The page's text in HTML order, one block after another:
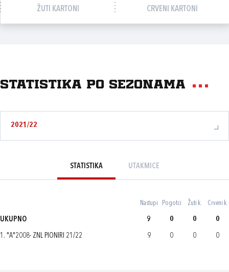
ŽUTI KARTONI CRVENI KARTONI
Statistika po sezonama
2021/22
STATISTIKA UTAKMICE
Nastupi Pogotci Žuti k. Crveni k.
UKUPNO 9 0 0 0
1. "A"2008- ZNL PIONIRI 21/22 9 0 0 0